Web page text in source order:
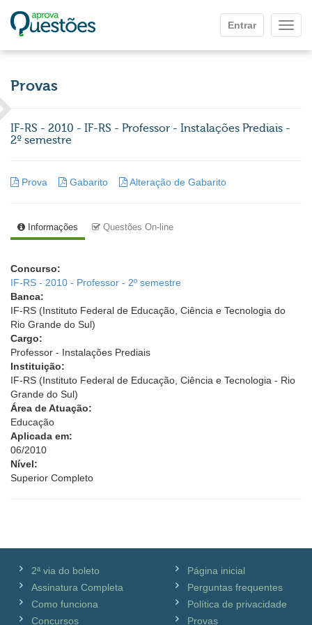
Entrar
Provas
IF-RS - 2010 - IF-RS - Professor - Instalações Prediais -
2º semestre
Prova Gabarito Alteração de Gabarito
Informações Questões On-line
Concurso:
IF-RS - 2010 - Professor - 2º semestre
Banca:
IF-RS (Instituto Federal de Educação, Ciência e Tecnologia do
Rio Grande do Sul)
Cargo:
Professor - Instalações Prediais
Instituição:
IF-RS (Instituto Federal de Educação, Ciência e Tecnologia - Rio
Grande do Sul)
Área de Atuação:
Educação
Aplicada em:
06/2010
Nível:
Superior Completo
2ª via do boleto
Assinatura Completa
Como funciona
Concursos
Página inicial
Perguntas frequentes
Política de privacidade
Provas